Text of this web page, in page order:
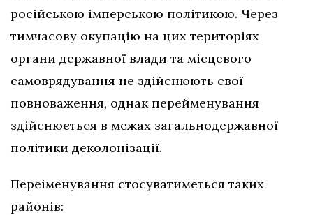
російською імперською політикою. Через
тимчасову окупацію на цих територіях
органи державної влади та місцевого
самоврядування не здійснюють свої
повноваження, однак перейменування
здійснюється в межах загальнодержавної
політики деколонізації.
Переіменування стосуватиметься таких
районів: